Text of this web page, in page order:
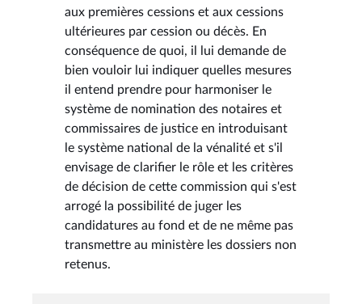
aux premières cessions et aux cessions
ultérieures par cession ou décès. En
conséquence de quoi, il lui demande de
bien vouloir lui indiquer quelles mesures
il entend prendre pour harmoniser le
système de nomination des notaires et
commissaires de justice en introduisant
le système national de la vénalité et s'il
envisage de clarifier le rôle et les critères
de décision de cette commission qui s'est
arrogé la possibilité de juger les
candidatures au fond et de ne même pas
transmettre au ministère les dossiers non
retenus.